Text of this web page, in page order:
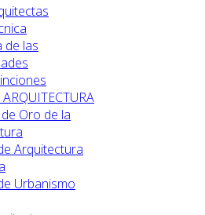
de las
Oro de la
Arquitectura
Urbanismo